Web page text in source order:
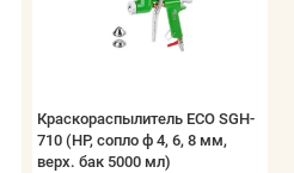
Краскораспылитель ECO SGH-
710 (HP, сопло ф 4, 6, 8 мм,
верх. бак 5000 мл)